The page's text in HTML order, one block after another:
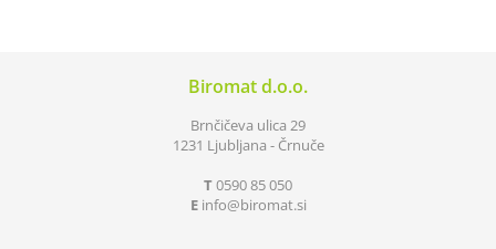
Biromat d.o.o.
Brnčičeva ulica 29
1231 Ljubljana - Črnuče
T0590 85 050
E info biromat.si